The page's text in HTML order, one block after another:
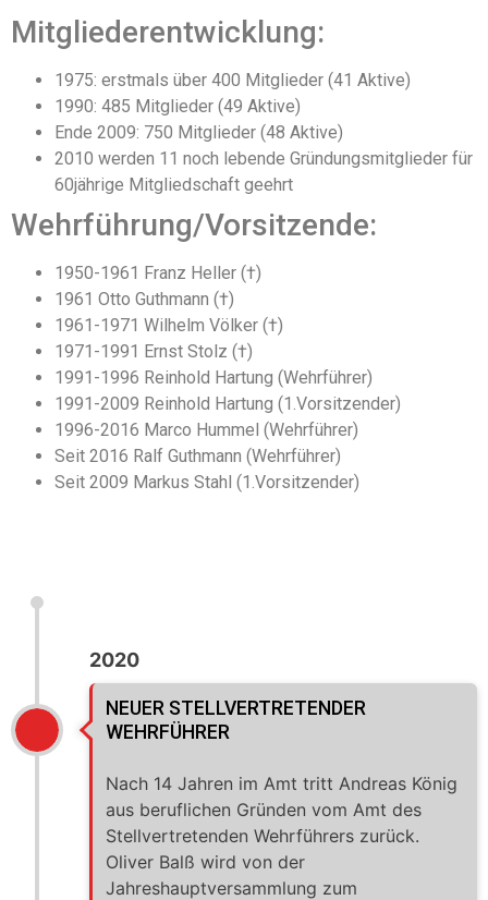
Mitgliederentwicklung:
1975: erstmals über 400 Mitglieder (41 Aktive)
1990: 485 Mitglieder (49 Aktive)
Ende 2009: 750 Mitglieder (48 Aktive)
2010 werden 11 noch lebende Gründungsmitglieder für
60jährige Mitgliedschaft geehrt
Wehrführung/Vorsitzende:
1950-1961 Franz Heller (†)
1961 Otto Guthmann (†)
1961-1971 Wilhelm Völker (†)
1971-1991 Ernst Stolz (†)
1991-1996 Reinhold Hartung (Wehrführer)
1991-2009 Reinhold Hartung (1.Vorsitzender)
1996-2016 Marco Hummel (Wehrführer)
Seit 2016 Ralf Guthmann (Wehrführer)
Seit 2009 Markus Stahl (1.Vorsitzender)
2020
NEUER STELLVERTRETENDER
WEHRFÜHRER
Nach 14 Jahren im Amt tritt Andreas König
aus beruflichen Gründen vom Amt des
Stellvertretenden Wehrführers zurück.
Oliver Balß wird von der
Jahreshauptversammlung zum